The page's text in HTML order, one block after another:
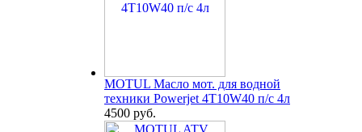
MOTUL Масло мот. для водной
техники Powerjet 4T10W40 п/с 4л
4500 руб.